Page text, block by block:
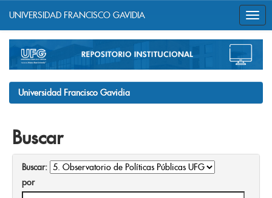
navigation
UNIVERSIDAD FRANCISCO GAVIDIA
Universidad Francisco Gavidia
Buscar
Buscar:
por